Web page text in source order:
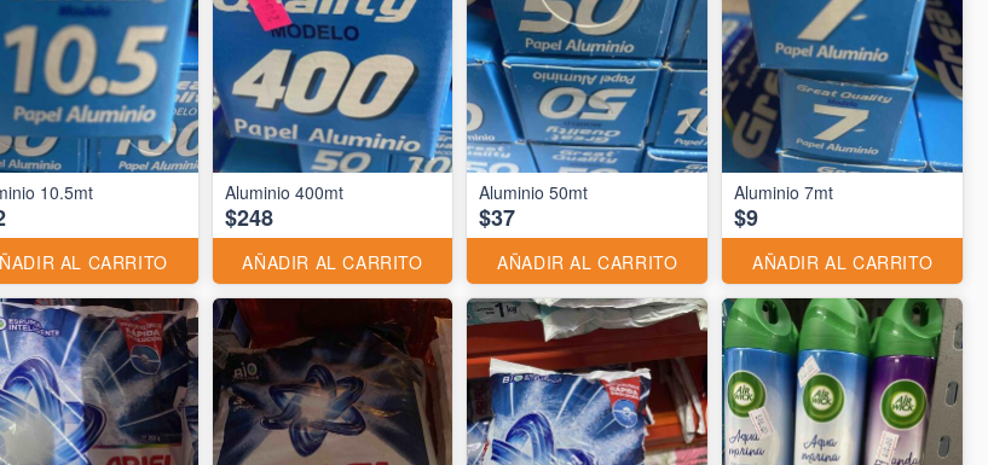
10.5mt
AL CARRITO
Aluminio 400mt
$248
AÑADIR AL CARRITO
Aluminio 50mt
$37
AÑADIR AL CARRITO
Aluminio 7mt
$9
AÑADIR AL CARRITO